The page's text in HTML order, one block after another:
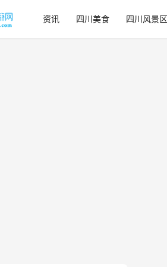
资讯 四川美食 四川风景区